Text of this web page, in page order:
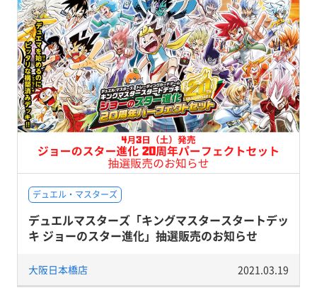
デュエル・マスターズ
デュエルマスターズ「キングマスタースタートデッ
キ ジョーのスター進化」抽選販売のお知らせ
大阪日本橋店 2021.03.19